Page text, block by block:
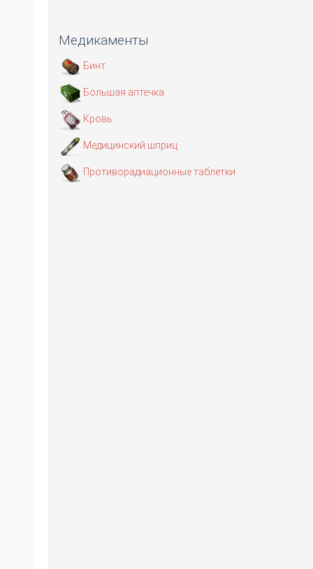
Медикаменты
Бинт
Большая аптечка
Кровь
Медицинский шприц
Противорадиационные таблетки